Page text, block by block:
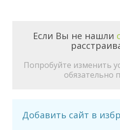
Если Вы не нашли
Попробуйте изменить
обязательно
Добавить сайт в